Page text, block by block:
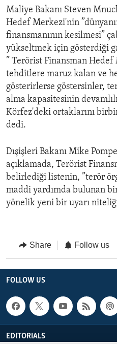
Maliye Bakanı Steven
Hedef Merkezi'nin
finansmanının kesilmesi”
yükseltmek için gösterdiği
” Terörist Finansman
tehditlere maruz kalan ve
gösterirlerse göstersinler,
alma kapasitesinin
Körfez'deki ortaklarını
dedi.
Dışişleri Bakanı Mike
açıklamada, Terörist
belirlediği listenin, ”terör
maddi yardımda bulunan
yönelik yeni bir uyarı
Share Follow us
FOLLOW US
EDITORIALS